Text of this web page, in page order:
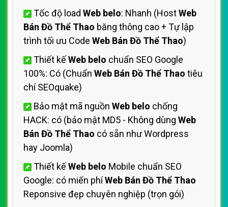
Tốc độ load Web belo: Nhanh (HostWeb
Bán Đồ Thể Thao băng thông cao + Tự lập
trình tối ưu Code Web Bán Đồ Thể Thao)
Thiết kếWeb belo chuẩn SEO Google
100%: Có (Chuẩn Web Bán Đồ Thể Thao tiêu
chí SEOquake)
Bảo mật mã nguồn Web belo chống
HACK: có (bảo mật MD5 - Không dùng Web
Bán Đồ Thể Thao có sẵn như Wordpress
hay Joomla)
Thiết kếWeb belo Mobile chuẩn SEO
Google: có miến phíWeb Bán Đồ Thể Thao
Reponsive đẹp chuyên nghiệp (trọn gói)